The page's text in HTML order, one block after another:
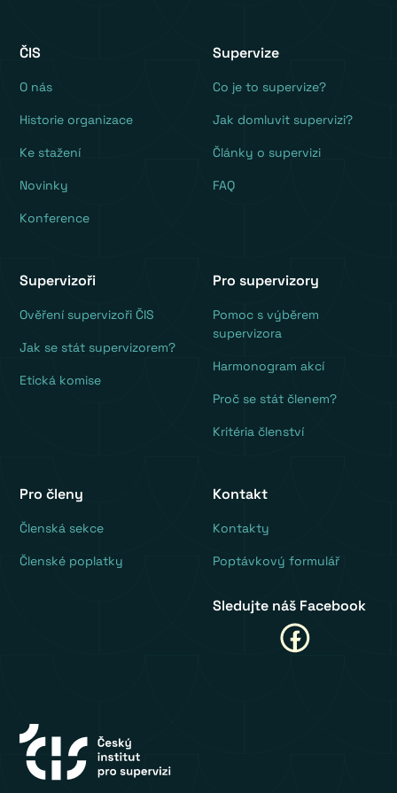
ČIS
O nás
Historie organizace
Ke stažení
Novinky
Konference
Supervize
Co je to supervize?
Jak domluvit supervizi?
Články o supervizi
FAQ
Supervizoři
Ověření supervizoři ČIS
Jak se stát supervizorem?
Etická komise
Pro supervizory
Pomoc s výběrem
supervizora
Harmonogram akcí
Proč se stát členem?
Kritéria členství
Pro členy
‍Členská sekce
Členské poplatky
Kontakt
Kontakty
Poptávkový formulář
Sledujte náš Facebook